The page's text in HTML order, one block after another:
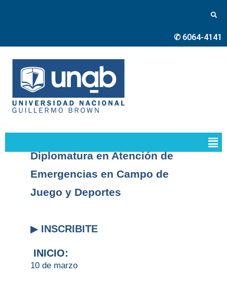
✆ 6064-4141
Diplomatura en Atención de
Emergencias en Campo de
Juego y Deportes
▶ INSCRIBITE
INICIO:
10 de marzo